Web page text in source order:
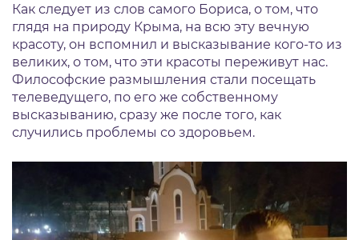
Как следует из слов самого Бориса, о том, что
глядя на природу Крыма, на всю эту вечную
красоту, он вспомнил и высказывание кого-то из
великих, о том, что эти красоты переживут нас.
Философские размышления стали посещать
телеведущего, по его же собственному
высказыванию, сразу же после того, как
случились проблемы со здоровьем.